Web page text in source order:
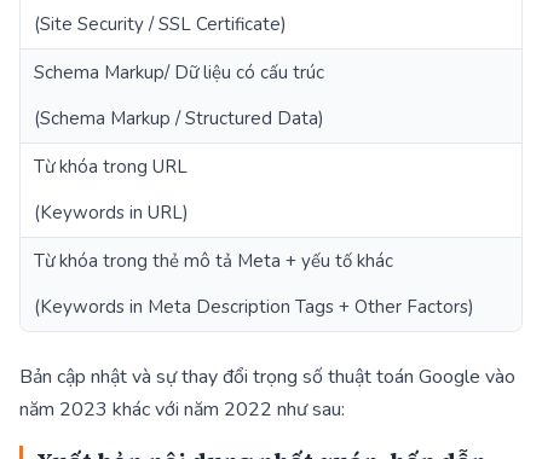
(Site Security / SSL Certificate)
Schema Markup/ Dữ liệu có cấu trúc
(Schema Markup / Structured Data)
Từ khóa trong URL
(Keywords in URL)
Từ khóa trong thẻ mô tả Meta + yếu tố khác
(Keywords in Meta Description Tags + Other Factors)
Bản cập nhật và sự thay đổi trọng số thuật toán Google vào
năm 2023 khác với năm 2022 như sau: